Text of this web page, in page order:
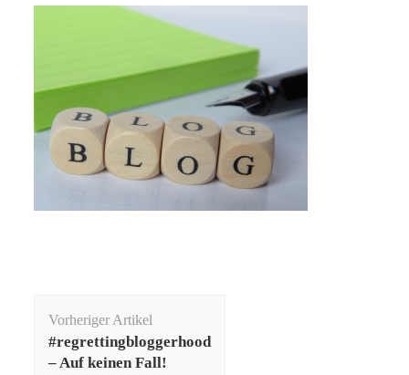
Vorheriger Artikel
#regrettingbloggerhood
– Auf keinen Fall!